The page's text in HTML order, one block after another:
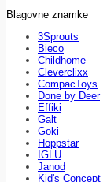
Blagovne znamke
3Sprouts
Bieco
Childhome
Cleverclixx
CompacToys
Done by Deer
Effiki
Galt
Goki
Hoppstar
IGLU
Janod
Kid's Concept